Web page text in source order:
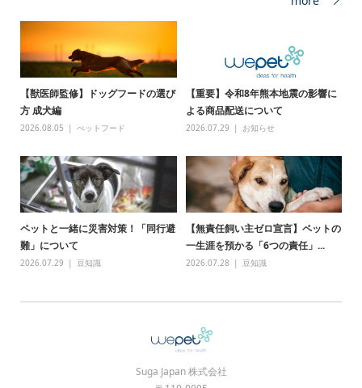
【獣医師監修】ドッグフードの選び
方 成犬編
2026.08.05 ぺットフード
【重要】令和8年熊本地震の影響に
よる商品配送について
2026.07.29 お知らせ
ペットと一緒に災害対策！「同行避
難」について
2026.07.29 豆知識
【無責任飼い主ゼロ宣言】ペットの
一生涯を預かる「6つの責任」...
2026.07.28 豆知識
Suga Japan 株式会社